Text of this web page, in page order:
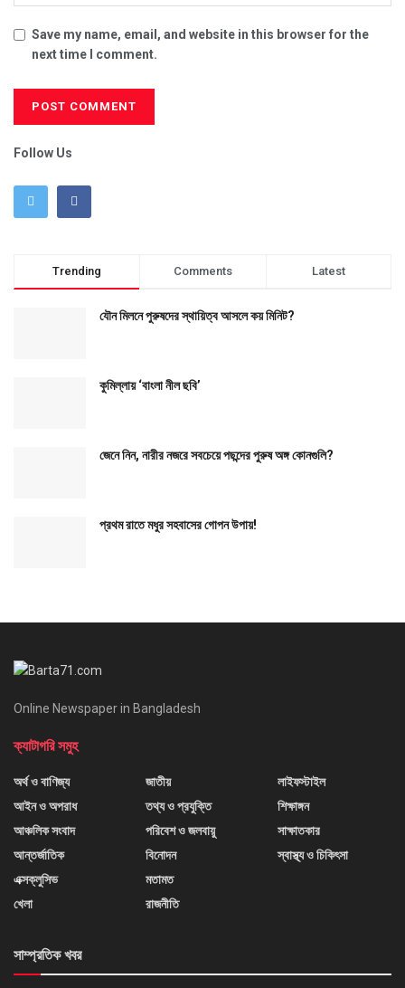
Save my name, email, and website in this browser for the
next time I comment.
Follow Us
Trending Comments Latest
যৌন মিলনে পুরুষদের স্থায়িত্ব আসলে কয় মিনিট?
কুমিল্লায় ‘বাংলা নীল ছবি’
জেনে নিন, নারীর নজরে সবচেয়ে পছন্দের পুরুষ অঙ্গ কোনগুলি?
প্রথম রাতে মধুর সহবাসের গোপন উপায়!
Online Newspaper in Bangladesh
ক্যাটাগরি সমুহ
অর্থ ও বাণিজ্য
আইন ও অপরাধ
আঞ্চলিক সংবাদ
আন্তর্জাতিক
এক্সক্লুসিভ
খেলা
জাতীয়
তথ্য ও প্রযুক্তি
পরিবেশ ও জলবায়ু
বিনোদন
মতামত
রাজনীতি
লাইফস্টাইল
শিক্ষাঙ্গন
সাক্ষাতকার
স্বাস্থ্য ও চিকিৎসা
সাম্প্রতিক খবর